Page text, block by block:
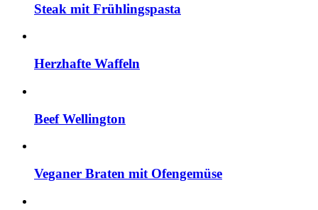
Steak mit Frühlingspasta
Herzhafte Waffeln
Beef Wellington
Veganer Braten mit Ofengemüse